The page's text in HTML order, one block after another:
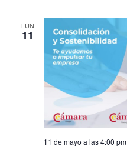
LUN
11
11 de mayo a las 4:00 pm